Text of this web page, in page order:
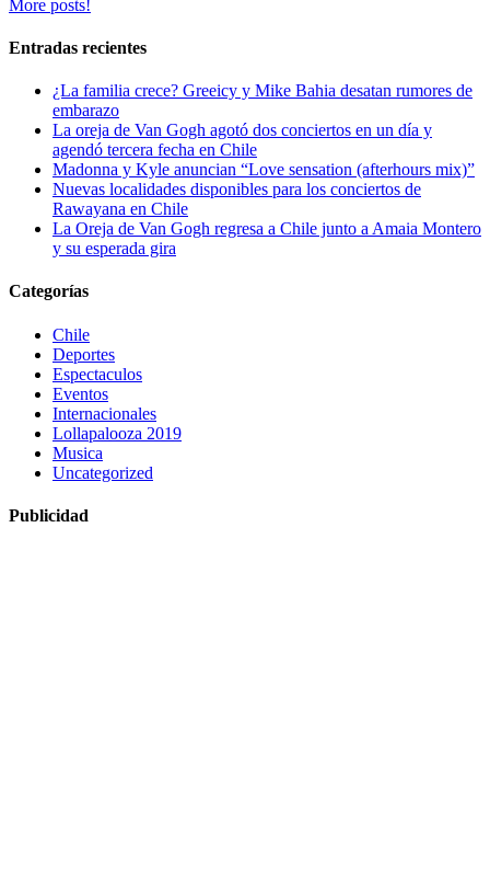
More posts!
Entradas recientes
¿La familia crece? Greeicy y Mike Bahia desatan rumores de
embarazo
La oreja de Van Gogh agotó dos conciertos en un día y
agendó tercera fecha en Chile
Madonna y Kyle anuncian “Love sensation (afterhours mix)”
Nuevas localidades disponibles para los conciertos de
Rawayana en Chile
La Oreja de Van Gogh regresa a Chile junto a Amaia Montero
y su esperada gira
Categorías
Chile
Deportes
Espectaculos
Eventos
Internacionales
Lollapalooza 2019
Musica
Uncategorized
Publicidad